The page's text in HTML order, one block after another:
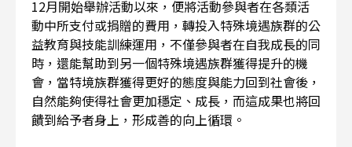
12月開始舉辦活動以來，便將活動參與者在各類活
動中所支付或捐贈的費用，轉投入特殊境遇族群的公
益教育與技能訓練運用，不僅參與者在自我成長的同
時，還能幫助到另一個特殊境遇族群獲得提升的機
會，當特境族群獲得更好的態度與能力回到社會後，
自然能夠使得社會更加穩定、成長，而這成果也將回
饋到給予者身上，形成善的向上循環。